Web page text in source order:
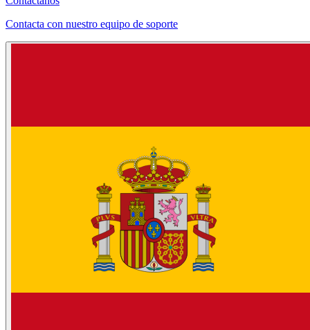
Contacta con nuestro equipo de soporte